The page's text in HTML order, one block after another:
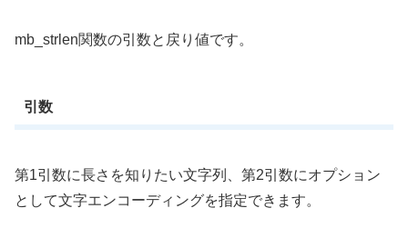
mb_strlen関数の引数と戻り値です。
引数
第1引数に長さを知りたい文字列、第2引数にオプション
として文字エンコーディングを指定できます。